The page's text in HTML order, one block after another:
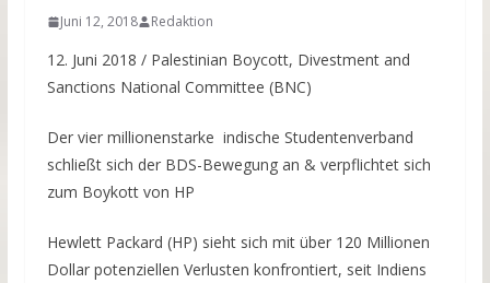
Juni 12, 2018 Redaktion
12. Juni 2018 / Palestinian Boycott, Divestment and
Sanctions National Committee (BNC)
Der vier millionenstarke indische Studentenverband
schließt sich der BDS-Bewegung an & verpflichtet sich
zum Boykott von HP
Hewlett Packard (HP) sieht sich mit über 120 Millionen
Dollar potenziellen Verlusten konfrontiert, seit Indiens